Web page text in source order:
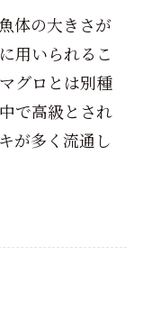
体の大きさが
用いられるこ
グロとは別種
で高級とされ
が多く流通し